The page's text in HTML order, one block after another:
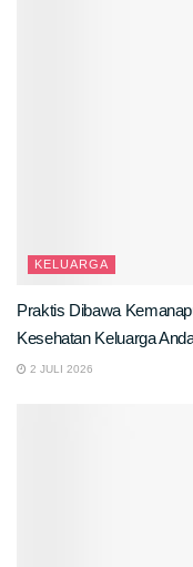
KELUARGA
Praktis Dibawa
Kesehatan Keluarga
2 JULI 2026